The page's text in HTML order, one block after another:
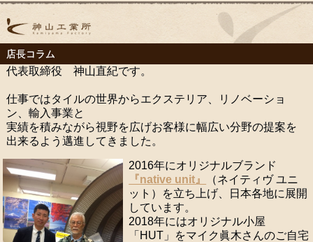
店長コラム
代表取締役 神山直紀です。
仕事ではタイルの世界からエクステリア、リノベーショ
ン、輸入事業と
実績を積みながら視野を広げお客様に幅広い分野の提案を
出来るよう邁進してきました。
2016年にオリジナルブランド
『native unit』
（ネイティヴ ユニ
ット）を立ち上げ、日本各地に展開
しています。
2018年にはオリジナル小屋
「HUT」をマイク眞木さんのご自宅